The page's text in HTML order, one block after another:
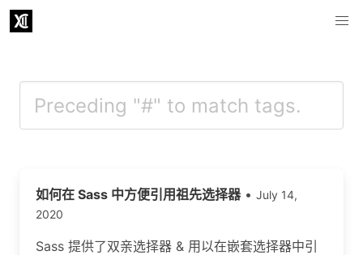
如何在 Sass 中方便引用祖先选择器• July 14,
2020
Sass 提供了双亲选择器 & 用以在嵌套选择器中引